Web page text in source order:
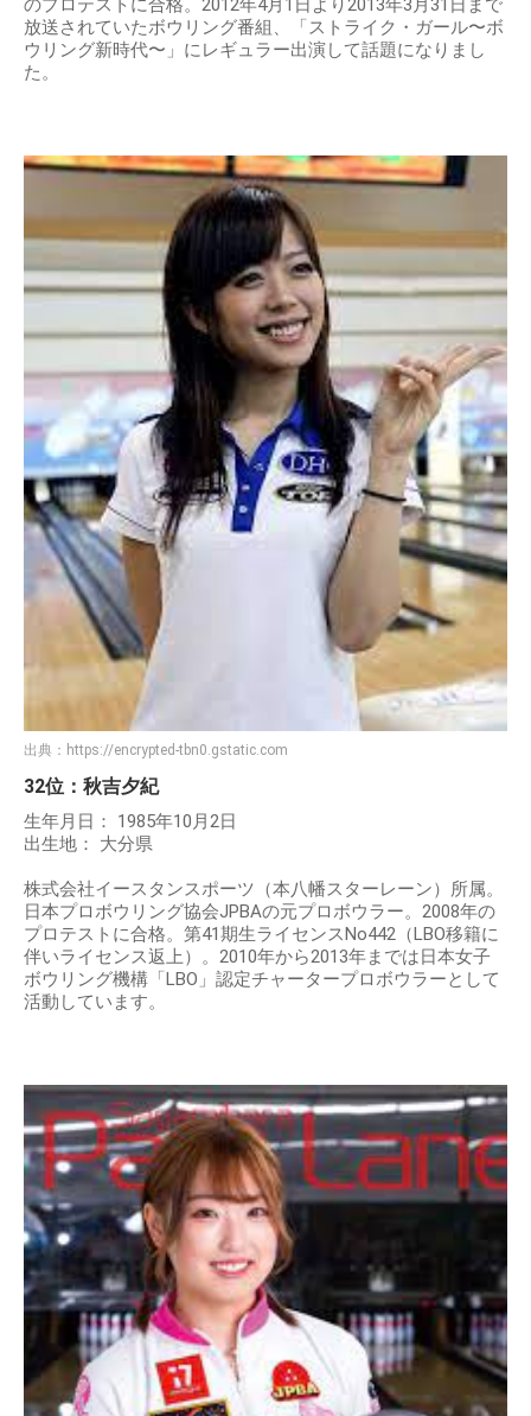
のプロテストに合格。2012年4月1日より2013年3月31日まで
放送されていたボウリング番組、「ストライク・ガール〜ボ
ウリング新時代〜」にレギュラー出演して話題になりまし
た。
出典： https://encrypted-tbn0.gstatic.com
32位：秋吉夕紀
生年月日： 1985年10月2日
出生地： 大分県
株式会社イースタンスポーツ（本八幡スターレーン）所属。
日本プロボウリング協会JPBAの元プロボウラー。2008年の
プロテストに合格。第41期生ライセンスNo442（LBO移籍に
伴いライセンス返上）。2010年から2013年までは日本女子
ボウリング機構「LBO」認定チャータープロボウラーとして
活動しています。